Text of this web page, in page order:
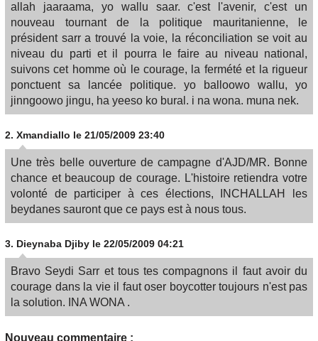
allah jaaraama, yo wallu saar. c'est l'avenir, c'est un
nouveau tournant de la politique mauritanienne, le
président sarr a trouvé la voie, la réconciliation se voit au
niveau du parti et il pourra le faire au niveau national,
suivons cet homme où le courage, la fermété et la rigueur
ponctuent sa lancée politique. yo balloowo wallu, yo
jinngoowo jingu, ha yeeso ko bural. i na wona. muna nek.
2. Xmandiallo le 21/05/2009 23:40
Une très belle ouverture de campagne d'AJD/MR. Bonne
chance et beaucoup de courage. L'histoire retiendra votre
volonté de participer à ces élections, INCHALLAH les
beydanes sauront que ce pays est à nous tous.
3. Dieynaba Djiby le 22/05/2009 04:21
Bravo Seydi Sarr et tous tes compagnons il faut avoir du
courage dans la vie il faut oser boycotter toujours n'est pas
la solution. INA WONA .
Nouveau commentaire :